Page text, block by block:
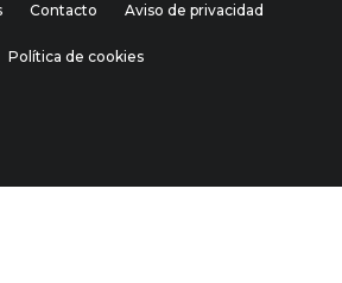
Contacto Aviso de privacidad
Política de cookies